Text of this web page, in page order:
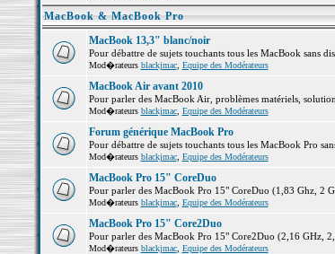
MacBook & MacBook Pro
MacBook 13,3" blanc/noir
Pour débattre de sujets touchants tous les MacBook sans
Mod�rateurs blackjmac, Equipe des Modérateurs
MacBook Air avant 2010
Pour parler des MacBook Air, problèmes matériels,
Mod�rateurs blackjmac, Equipe des Modérateurs
Forum générique MacBook Pro
Pour débattre de sujets touchants tous les MacBook Pro
Mod�rateurs blackjmac, Equipe des Modérateurs
MacBook Pro 15" CoreDuo
Pour parler des MacBook Pro 15" CoreDuo (1,83 Ghz, 2
Mod�rateurs blackjmac, Equipe des Modérateurs
MacBook Pro 15" Core2Duo
Pour parler des MacBook Pro 15" Core2Duo (2,16 GHz,
Mod�rateurs blackjmac, Equipe des Modérateurs